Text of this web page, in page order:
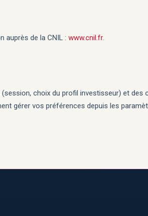
auprès de la CNIL : www.cnil.fr.
choix du profil investisseur) et des
gérer vos préférences depuis les